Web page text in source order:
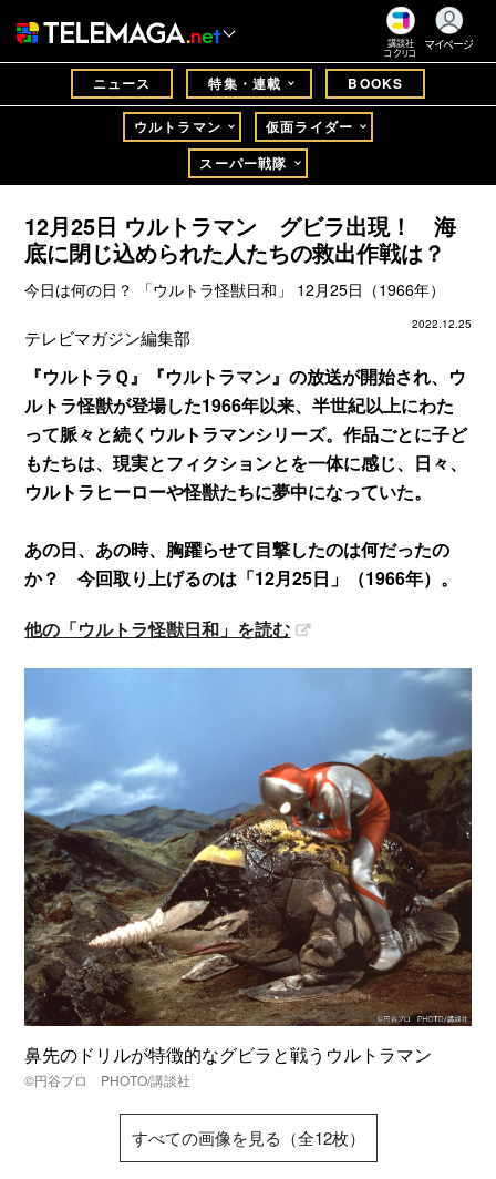
講談社
コクリコ
マイページ
ニュース 特集・連載 BOOKS
ウルトラマン
仮面ライダー
スーパー戦隊
12月25日 ウルトラマン グビラ出現！ 海
底に閉じ込められた人たちの救出作戦は？
今日は何の日？ 「ウルトラ怪獣日和」 12月25日（1966年）
2022.12.25
テレビマガジン編集部
『ウルトラＱ』『ウルトラマン』の放送が開始され、ウ
ルトラ怪獣が登場した1966年以来、半世紀以上にわた
って脈々と続くウルトラマンシリーズ。作品ごとに子ど
もたちは、現実とフィクションとを一体に感じ、日々、
ウルトラヒーローや怪獣たちに夢中になっていた。
あの日、あの時、胸躍らせて目撃したのは何だったの
か？ 今回取り上げるのは「12月25日」（1966年）。
他の「ウルトラ怪獣日和」を読む
鼻先のドリルが特徴的なグビラと戦うウルトラマン
©円谷プロ PHOTO/講談社
すべての画像を見る（全12枚）